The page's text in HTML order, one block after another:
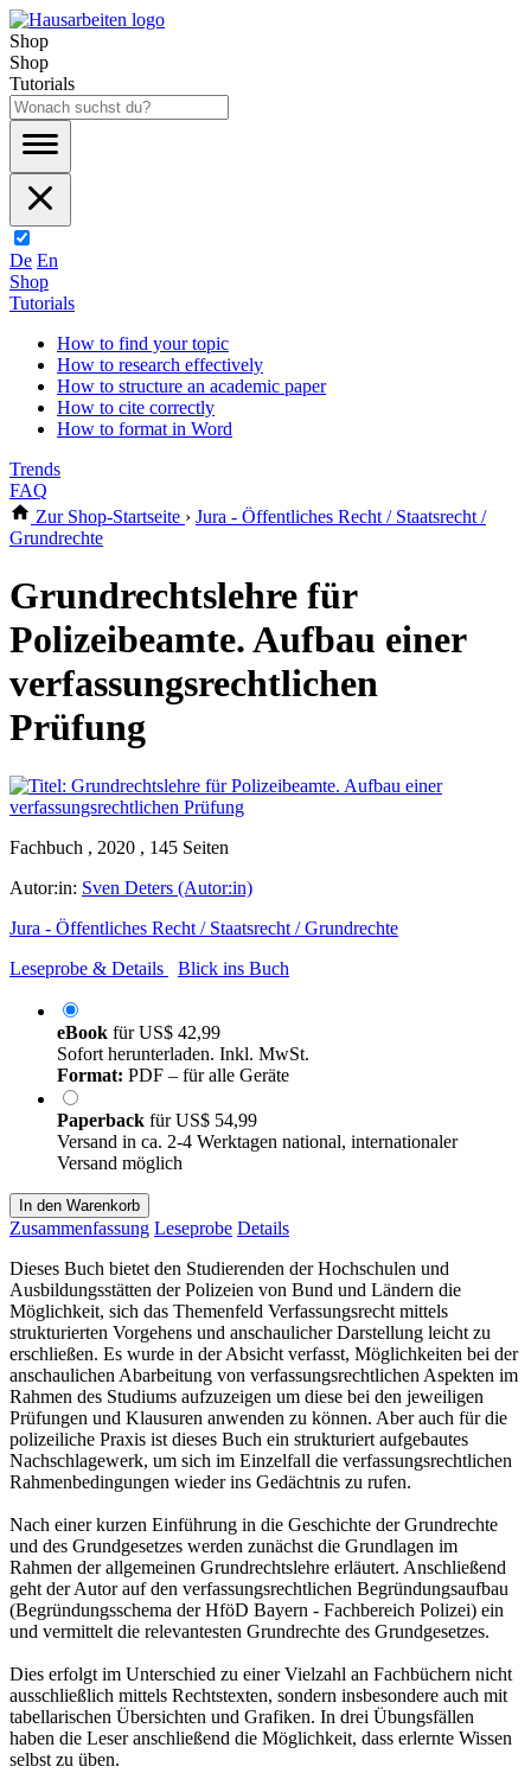
Shop
Shop
Tutorials
De En
Shop
Tutorials
How to find your topic
How to research effectively
How to structure an academic paper
How to cite correctly
How to format in Word
Trends
FAQ
Zur Shop-Startseite › Jura - Öffentliches Recht / Staatsrecht /
Grundrechte
Grundrechtslehre für
Polizeibeamte. Aufbau einer
verfassungsrechtlichen
Prüfung
Fachbuch , 2020 , 145 Seiten
Autor:in: Sven Deters (Autor:in)
Jura - Öffentliches Recht / Staatsrecht / Grundrechte
Leseprobe & Details
Blick ins Buch
eBook fürUS$ 42,99
Sofort herunterladen. Inkl. MwSt.
Format: PDF – für alle Geräte
Paperback fürUS$ 54,99
Versand in ca. 2-4 Werktagen national, internationaler
Versand möglich
In den Warenkorb
Zusammenfassung Leseprobe Details
Dieses Buch bietet den Studierenden der Hochschulen und
Ausbildungsstätten der Polizeien von Bund und Ländern die
Möglichkeit, sich das Themenfeld Verfassungsrecht mittels
strukturierten Vorgehens und anschaulicher Darstellung leicht zu
erschließen. Es wurde in der Absicht verfasst, Möglichkeiten bei der
anschaulichen Abarbeitung von verfassungsrechtlichen Aspekten im
Rahmen des Studiums aufzuzeigen um diese bei den jeweiligen
Prüfungen und Klausuren anwenden zu können. Aber auch für die
polizeiliche Praxis ist dieses Buch ein strukturiert aufgebautes
Nachschlagewerk, um sich im Einzelfall die verfassungsrechtlichen
Rahmenbedingungen wieder ins Gedächtnis zu rufen.
Nach einer kurzen Einführung in die Geschichte der Grundrechte
und des Grundgesetzes werden zunächst die Grundlagen im
Rahmen der allgemeinen Grundrechtslehre erläutert. Anschließend
geht der Autor auf den verfassungsrechtlichen Begründungsaufbau
(Begründungsschema der HföD Bayern - Fachbereich Polizei) ein
und vermittelt die relevantesten Grundrechte des Grundgesetzes.
Dies erfolgt im Unterschied zu einer Vielzahl an Fachbüchern nicht
ausschließlich mittels Rechtstexten, sondern insbesondere auch mit
tabellarischen Übersichten und Grafiken. In drei Übungsfällen
haben die Leser anschließend die Möglichkeit, dass erlernte Wissen
selbst zu üben.